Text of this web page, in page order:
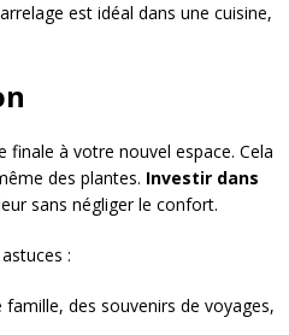
est idéal dans une cuisine,
à votre nouvel espace. Cela
des plantes. Investir dans
sans négliger le confort.
:
des souvenirs de voyages,